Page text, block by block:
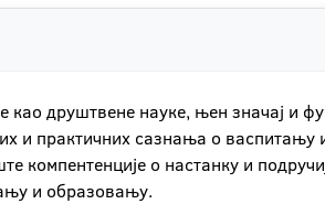
као друштвене науке, њен значај и
и практичних сазнања о
компентенције о настанку и
и образовању.